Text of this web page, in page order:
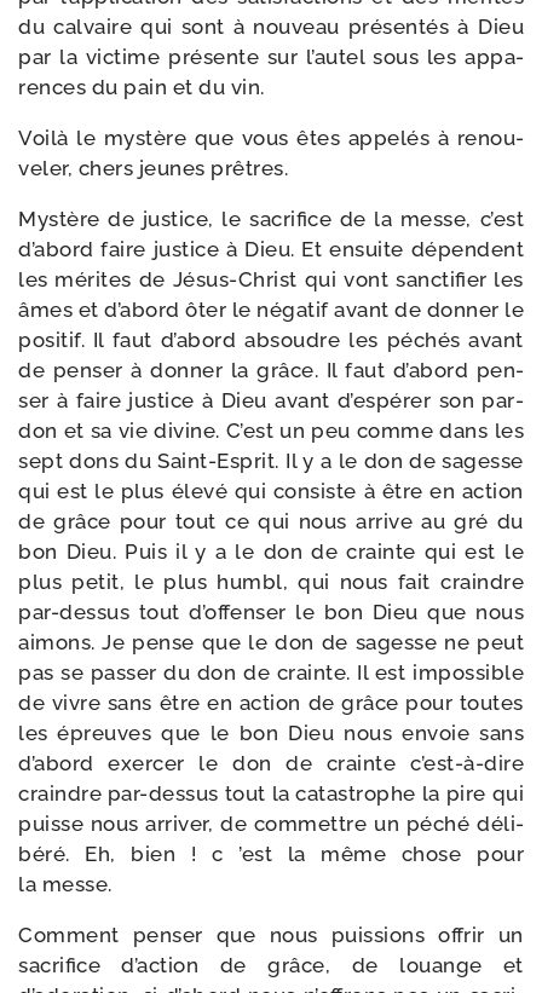
du cal­vaire qui sont à nou­veau pré­sen­tés à Dieu
par la vic­time pré­sente sur l’autel sous les appa­
rences du pain et du vin.
Voilà le mys­tère que vous êtes appe­lés à renou­
ve­ler, chers jeunes prêtres.
Mystère de jus­tice, le sacri­fice de la messe, c’est
d’abord faire jus­tice à Dieu. Et ensuite dépendent
les mérites de Jésus-​Christ qui vont sanc­ti­fier les
âmes et d’abord ôter le néga­tif avant de don­ner le
posi­tif. Il faut d’abord absoudre les péchés avant
de pen­ser à don­ner la grâce. Il faut d’abord pen­
ser à faire jus­tice à Dieu avant d’espérer son par­
don et sa vie divine. C’est un peu comme dans les
sept dons du Saint-​Esprit. Il y a le don de sagesse
qui est le plus éle­vé qui consiste à être en action
de grâce pour tout ce qui nous arrive au gré du
bon Dieu. Puis il y a le don de crainte qui est le
plus petit, le plus hum­bl, qui nous fait craindre
par-​dessus tout d’offenser le bon Dieu que nous
aimons. Je pense que le don de sagesse ne peut
pas se pas­ser du don de crainte. Il est impos­sible
de vivre sans être en action de grâce pour toutes
les épreuves que le bon Dieu nous envoie sans
d’abord exer­cer le don de crainte c’est-à-dire
craindre par-​dessus tout la catas­trophe la pire qui
puisse nous arri­ver, de com­mettre un péché déli­
bé­ré. Eh, bien ! c ’est la même chose pour
la messe.
Comment pen­ser que nous puis­sions offrir un
sacri­fice d’action de grâce, de louange et